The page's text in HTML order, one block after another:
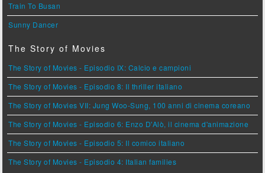
Train To Busan
Sunny Dancer
The Story of Movies
The Story of Movies - Episodio IX: Calcio e campioni
The Story of Movies - Episodio 8: Il thriller italiano
The Story of Movies VII: Jung Woo-Sung, 100 anni di cinema coreano
The Story of Movies - Episodio 6: Enzo D'Alò, il cinema d'animazione
The Story of Movies - Episodio 5: Il comico italiano
The Story of Movies - Episodio 4: Italian families